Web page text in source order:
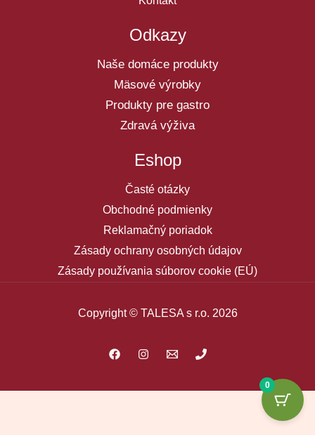
Odkazy
Naše domáce produkty
Mäsové výrobky
Produkty pre gastro
Zdravá výživa
Eshop
Časté otázky
Obchodné podmienky
Reklamačný poriadok
Zásady ochrany osobných údajov
Zásady používania súborov cookie (EÚ)
Copyright © TALESA s r.o. 2026
0